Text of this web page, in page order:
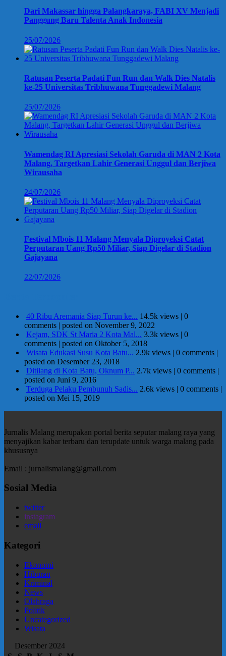
Dari Makassar hingga Palangkaraya, FABI XV Menjadi
Panggung Baru Talenta Anak Indonesia
25/07/2026
Ratusan Peserta Padati Fun Run dan Walk Dies Natalis
ke-25 Universitas Tribhuwana Tunggadewi Malang
25/07/2026
Wamendag RI Apresiasi Sekolah Garuda di MAN 2 Kota
Malang, Targetkan Lahir Generasi Unggul dan Berjiwa
Wirausaha
24/07/2026
Festival Mbois 11 Malang Menyala Diproyeksi Catat
Perputaran Uang Rp50 Miliar, Siap Digelar di Stadion
Gajayana
22/07/2026
40 Ribu Aremania Siap Turun ke... 14.5k views | 0
comments | posted on November 9, 2022
Kejam, SDK St Maria 2 Kota Mal... 3.3k views | 0
comments | posted on Oktober 5, 2018
Wisata Edukasi Susu Kota Batu... 2.9k views | 0 comments |
posted on Desember 23, 2018
Ditilang di Kota Batu, Oknum P... 2.7k views | 0 comments |
posted on Juni 9, 2016
Terduga Pelaku Pembunuh Sadis... 2.6k views | 0 comments |
posted on Mei 15, 2019
Jurnalis Malang merupakan portal berita seputar malang raya yang
menyajikan kabar terbaru dan terupdate untuk warga malang pada
khususnya
Email : jurnalismalang@gmail.com
Sosial Media
twitter
instagram
email
Kategori
Ekonomi
Hiburan
Kriminal
News
Olahraga
Politik
Uncategorized
Wisata
Desember 2024